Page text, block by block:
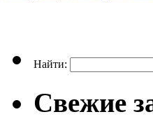
Найти:
Свежие